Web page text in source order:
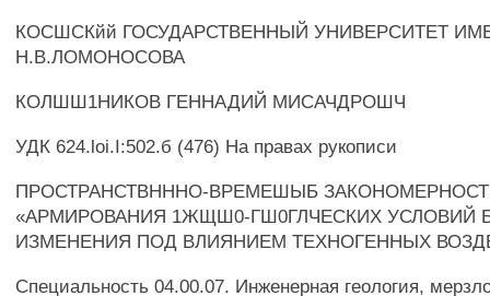
КОСШСКйй ГОСУДАРСТВЕННЫЙ УНИВЕРСИТЕТ
Н.В.ЛОМОНОСОВА
КОЛШШ1НИКОВ ГЕННАДИЙ МИСАЧДРОШЧ
УДК 624.loi.I:502.б (476) На правах рукописи
ПРОСТРАНСТВНННО-ВРЕМЕШЫБ
«АРМИРОВАНИЯ 1ЖЩШ0-ГШ0ГЛЧЕСКИХ УСЛОВИЙ
ИЗМЕНЕНИЯ ПОД ВЛИЯНИЕМ ТЕХНОГЕННЫХ
Специальность 04.00.07. Инженерная геология,